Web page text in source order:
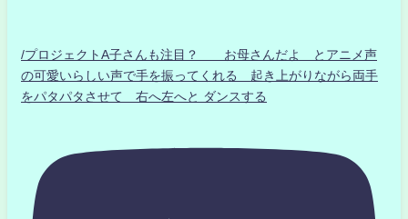
/プロジェクトA子さんも注目？ お母さんだよ とアニメ声
の可愛いらしい声で手を振ってくれる 起き上がりながら両手
をパタパタさせて 右へ左へと ダンスする